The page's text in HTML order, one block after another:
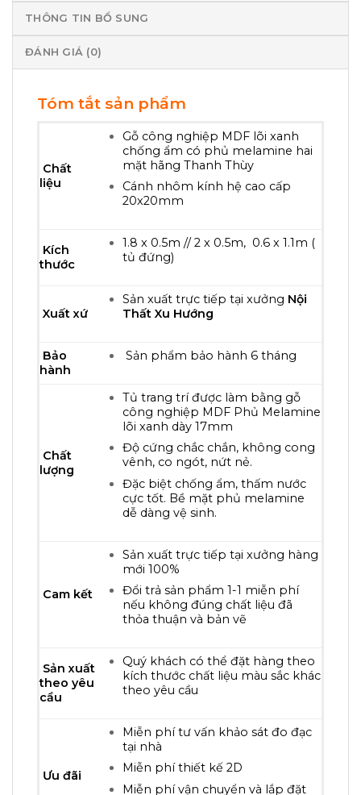
THÔNG TIN BỔ SUNG
ĐÁNH GIÁ (0)
Tóm tắt sản phẩm
Chất
liệu
Gỗ công nghiệp MDF lõi xanh
chống ẩm có phủ melamine hai
mặt hãng Thanh Thùy
Cánh nhôm kính hệ cao cấp
20x20mm
Kích
thước
1.8 x 0.5m // 2 x 0.5m, 0.6 x 1.1m (
tủ đứng)
Xuất xứ
Sản xuất trực tiếp tại xưởng Nội
Thất Xu Hướng
Bảo
hành
Sản phẩm bảo hành 6 tháng
Chất
lượng
Tủ trang trí được làm bằng gỗ
công nghiệp MDF Phủ Melamine
lõi xanh dày 17mm
Độ cứng chắc chắn, không cong
vênh, co ngót, nứt nẻ.
Đặc biệt chống ẩm, thấm nước
cực tốt. Bề mặt phủ melamine
dễ dàng vệ sinh.
Cam kết
Sản xuất trực tiếp tại xưởng hàng
mới 100%
Đổi trả sản phẩm 1-1 miễn phí
nếu không đúng chất liệu đã
thỏa thuận và bản vẽ
Sản xuất
theo yêu
cầu
Quý khách có thể đặt hàng theo
kích thước chất liệu màu sắc khác
theo yêu cầu
Ưu đãi
Miễn phí tư vấn khảo sát đo đạc
tại nhà
Miễn phí thiết kế 2D
Miễn phí vận chuyển và lắp đặt